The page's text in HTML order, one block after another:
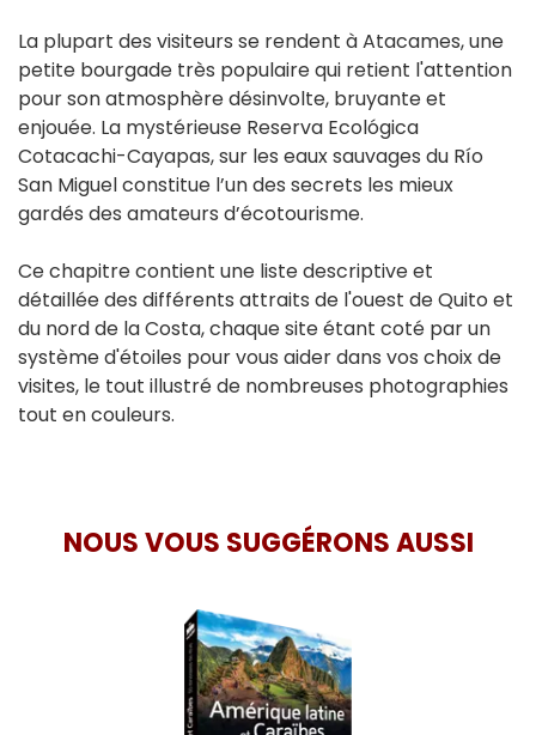
La plupart des visiteurs se rendent à Atacames, une
petite bourgade très populaire qui retient l'attention
pour son atmosphère désinvolte, bruyante et
enjouée. La mystérieuse Reserva Ecológica
Cotacachi-Cayapas, sur les eaux sauvages du Río
San Miguel constitue l’un des secrets les mieux
gardés des amateurs d’écotourisme.
Ce chapitre contient une liste descriptive et
détaillée des différents attraits de l'ouest de Quito et
du nord de la Costa, chaque site étant coté par un
système d'étoiles pour vous aider dans vos choix de
visites, le tout illustré de nombreuses photographies
tout en couleurs.
NOUS VOUS SUGGÉRONS AUSSI